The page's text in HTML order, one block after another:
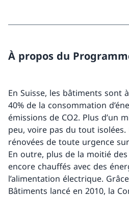
À propos du
En Suisse, les bâtiments sont
40% de la consommation
émissions de CO2. Plus d’un
peu, voire pas du tout
rénovées de toute urgence
En outre, plus de la moitié
encore chauffés avec des
l’alimentation électrique.
Bâtiments lancé en 2010, la